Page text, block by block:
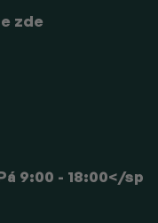
9:00 - 18:00</sp
zde